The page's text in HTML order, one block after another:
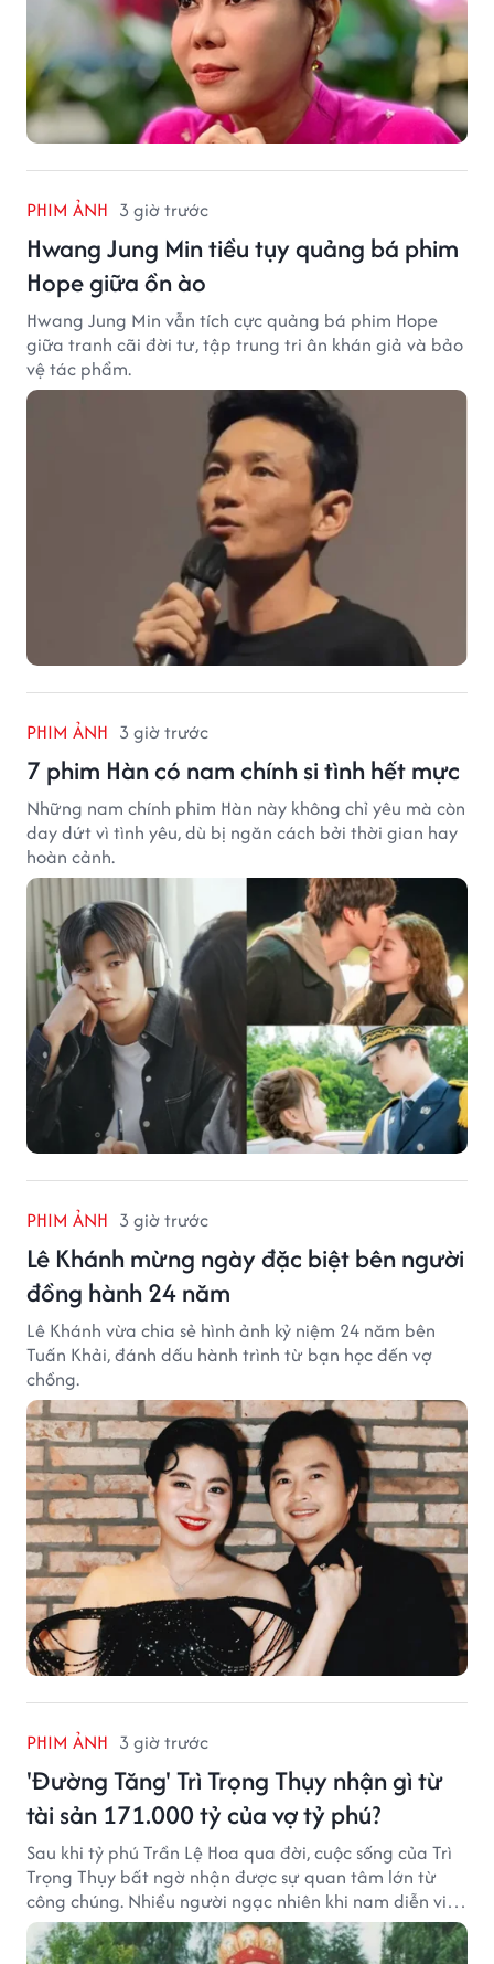
PHIM ẢNH 3 giờ trước
Hwang Jung Min tiều tụy quảng bá phim
Hope giữa ồn ào
Hwang Jung Min vẫn tích cực quảng bá phim Hope
giữa tranh cãi đời tư, tập trung tri ân khán giả và bảo
vệ tác phẩm.
PHIM ẢNH 3 giờ trước
7 phim Hàn có nam chính si tình hết mực
Những nam chính phim Hàn này không chỉ yêu mà còn
day dứt vì tình yêu, dù bị ngăn cách bởi thời gian hay
hoàn cảnh.
PHIM ẢNH 3 giờ trước
Lê Khánh mừng ngày đặc biệt bên người
đồng hành 24 năm
Lê Khánh vừa chia sẻ hình ảnh kỷ niệm 24 năm bên
Tuấn Khải, đánh dấu hành trình từ bạn học đến vợ
chồng.
PHIM ẢNH 3 giờ trước
'Đường Tăng' Trì Trọng Thụy nhận gì từ
tài sản 171.000 tỷ của vợ tỷ phú?
Sau khi tỷ phú Trần Lệ Hoa qua đời, cuộc sống của Trì
Trọng Thụy bất ngờ nhận được sự quan tâm lớn từ
công chúng. Nhiều người ngạc nhiên khi nam diễn viên
nổi tiếng với vai Đường Tăng không xuất hiện trong
danh sách thừa kế khối tài sản hàng chục tỷ NDT.